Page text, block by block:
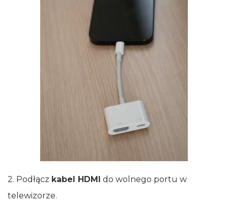
2. Podłącz kabel HDMI do wolnego portu w
telewizorze.